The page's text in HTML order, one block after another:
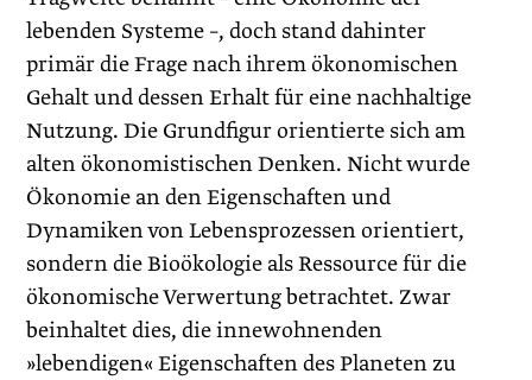
lebenden Systeme –, doch stand dahinter
primär die Frage nach ihrem ökonomischen
Gehalt und dessen Erhalt für eine nachhaltige
Nutzung. Die Grundfigur orientierte sich am
alten ökonomistischen Denken. Nicht wurde
Ökonomie an den Eigenschaften und
Dynamiken von Lebensprozessen orientiert,
sondern die Bioökologie als Ressource für die
ökonomische Verwertung betrachtet. Zwar
beinhaltet dies, die innewohnenden
»lebendigen« Eigenschaften des Planeten zu